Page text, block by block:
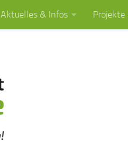
Aktuelles & Infos Projekte